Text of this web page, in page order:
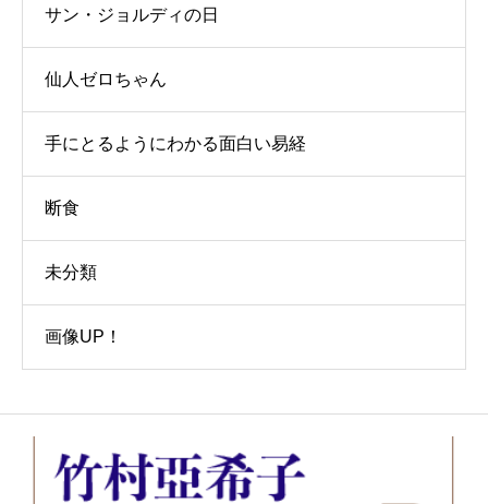
サン・ジョルディの日
仙人ゼロちゃん
手にとるようにわかる面白い易経
断食
未分類
画像UP！